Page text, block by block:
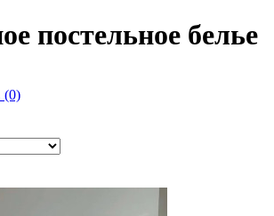
постельное белье
(0)